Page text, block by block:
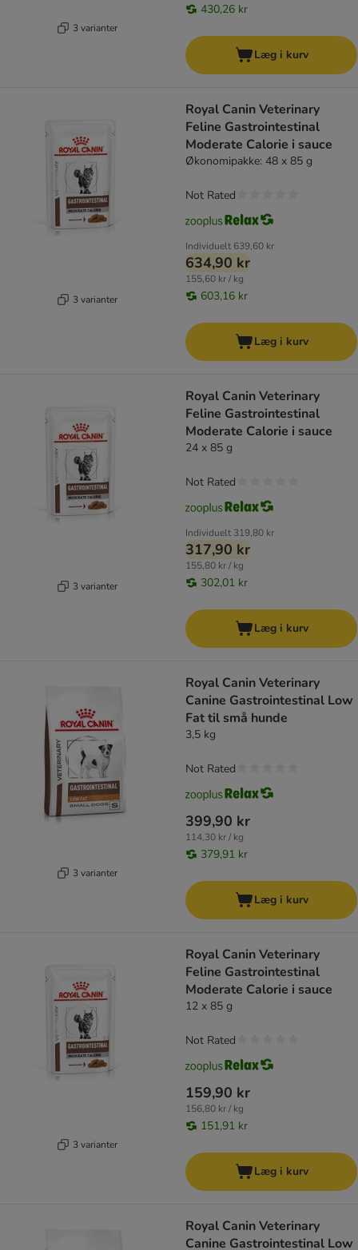
3 varianter
430,26 kr
Læg i kurv
3 varianter
Royal Canin Veterinary
Feline Gastrointestinal
Moderate Calorie i sauce
Økonomipakke: 48 x 85 g
Individuelt 639,60 kr
634,90 kr
155,60 kr / kg
603,16 kr
Not Rated
Læg i kurv
3 varianter
Royal Canin Veterinary
Feline Gastrointestinal
Moderate Calorie i sauce
24 x 85 g
Individuelt 319,80 kr
317,90 kr
155,80 kr / kg
302,01 kr
Not Rated
Læg i kurv
3 varianter
Royal Canin Veterinary
Canine Gastrointestinal Low
Fat til små hunde
3,5 kg
399,90 kr
114,30 kr / kg
379,91 kr
Not Rated
Læg i kurv
3 varianter
Royal Canin Veterinary
Feline Gastrointestinal
Moderate Calorie i sauce
12 x 85 g
159,90 kr
156,80 kr / kg
151,91 kr
Not Rated
Læg i kurv
Royal Canin Veterinary
Canine Gastrointestinal Low